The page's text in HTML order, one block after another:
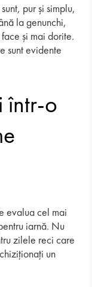
pur și simplu,
la genunchi,
și mai dorite.
sunt evidente
într-o
evalua cel mai
iarnă. Nu
zilele reci care
un